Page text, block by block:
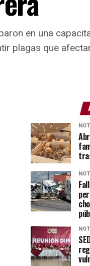
en una
plagas que